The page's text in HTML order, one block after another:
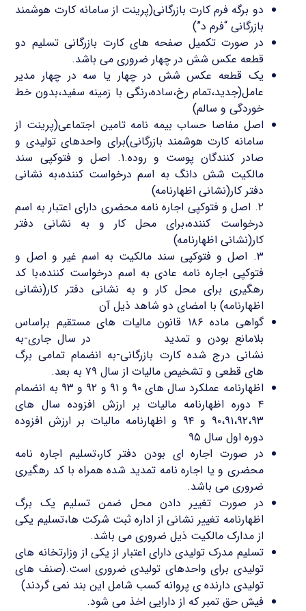
دو برگه فرم کارت بازرگانی(پرینت از سامانه کارت هوشمند
بازرگانی “فرم د”)
در صورت تکمیل صفحه های کارت بازرگانی تسلیم دو
قطعه عکس شش در چهار ضروری می باشد.
یک قطعه عکس شش در چهار یا سه در چهار مدیر
عامل(جدید،تمام رخ،ساده،رنگی با زمینه سفید،بدون خط
خوردگی و سالم)
اصل مفاصا حساب بیمه نامه تامین اجتماعی(پرینت از
سامانه کارت هوشمند بازرگانی)برای واحدهای تولیدی و
صادر کنندگان پوست و روده.۱. اصل و فتوکپی سند
مالکیت شش دانگ به اسم درخواست کننده،به نشانی
دفتر کار(نشانی اظهارنامه)
۲. اصل و فتوکپی اجاره نامه محضری دارای اعتبار به اسم
درخواست کننده،برای محل کار و به نشانی دفتر
کار(نشانی اظهارنامه)
۳. اصل و فتوکپی سند مالکیت به اسم غیر و اصل و
فتوکپی اجاره نامه عادی به اسم درخواست کننده،با کد
رهگیری برای محل کار و به نشانی دفتر کار(نشانی
اظهارنامه) با امضای دو شاهد ذیل آن
گواهی ماده ۱۸۶ قانون مالیات های مستقیم براساس
بلامانع بودن و تمدید
در سال جاری-به
نشانی درج شده کارت بازرگانی-به انضمام تمامی برگ
های قطعی و تشخیص مالیات از سال ۷۹ به بعد.
اظهارنامه عملکرد سال های ۹۰ و ۹۱ و ۹۲ و ۹۳ به انضمام
۴ دوره اظهارنامه مالیات بر ارزش افزوده سال های
۹۰،۹۱،۹۲،۹۳ و ۹۴ و اظهارنامه مالیات بر ارزش افزوده
دوره اول سال ۹۵
در صورت اجاره ای بودن دفتر کار،تسلیم اجاره نامه
محضری و یا اجاره نامه تمدید شده همراه با کد رهگیری
ضروری می باشد.
در صورت تغییر دادن محل ضمن تسلیم یک برگ
اظهارنامه تغییر نشانی از اداره ثبت شرکت ها،تسلیم یکی
از مدارک مالکیت ذیل ضروری می باشد.
تسلیم مدرک تولیدی دارای اعتبار از یکی از وزارتخانه های
تولیدی برای واحدهای تولیدی ضروری است.(صنف های
تولیدی دارنده ی پروانه کسب شامل این بند نمی گردند)
فیش حق تمبر که از دارایی اخذ می شود.